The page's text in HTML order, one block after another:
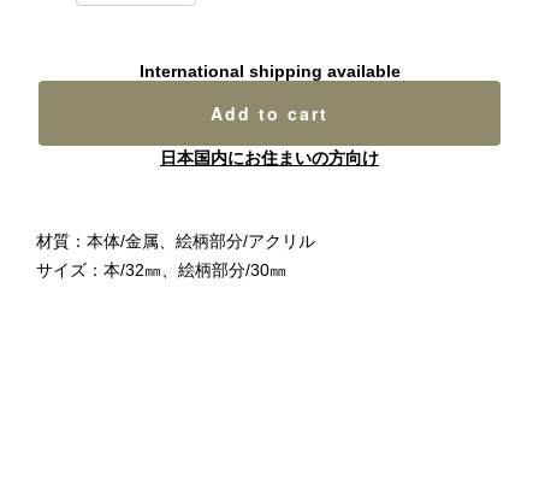
International shipping available
Add to cart
日本国内にお住まいの方向け
材質：本体/金属、絵柄部分/アクリル
サイズ：本/32㎜、絵柄部分/30㎜